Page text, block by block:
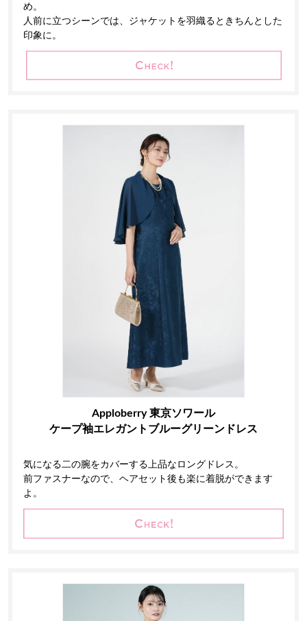
め。
人前に立つシーンでは、ジャケットを羽織るときちんとした
印象に。
Apploberry 東京ソワール
ケープ袖エレガントブルーグリーンドレス
気になる二の腕をカバーする上品なロングドレス。
前ファスナーなので、ヘアセット後も楽に着脱ができます
よ。